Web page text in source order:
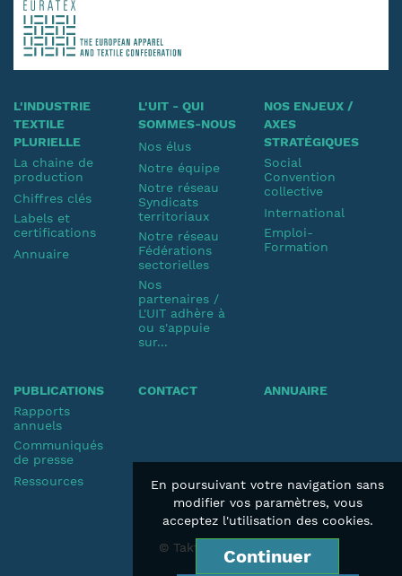
L'INDUSTRIE
TEXTILE
PLURIELLE
La chaine de
production
Chiffres clés
Labels et
certifications
Annuaire
L'UIT - QUI
SOMMES-NOUS
Nos élus
Notre équipe
Notre réseau
Syndicats
territoriaux
Notre réseau
Fédérations
sectorielles
Nos
partenaires /
L'UIT adhère à
ou s'appuie
sur...
NOS ENJEUX /
AXES
STRATÉGIQUES
Social
Convention
collective
International
Emploi-
Formation
PUBLICATIONS
Rapports
annuels
Communiqués
de presse
Ressources
CONTACT ANNUAIRE
© Taktik 2019
En poursuivant votre navigation sans
modifier vos paramètres, vous
acceptez l'utilisation des cookies.
Continuer